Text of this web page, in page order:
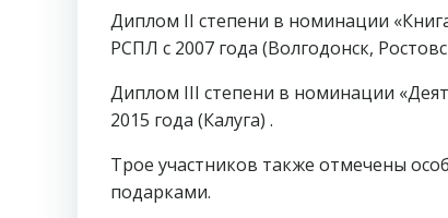
Диплом II степени в номинации
РСПЛ с 2007 года (Волгодонск,
Диплом III степени в номинации
2015 года (Калуга) .
Трое участников также отмечены
подарками.